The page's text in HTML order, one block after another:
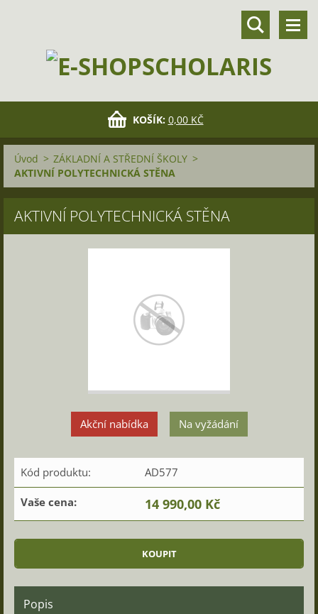
KOŠÍK: 0,00 KČ
Úvod > ZÁKLADNÍ A STŘEDNÍ ŠKOLY >
AKTIVNÍ POLYTECHNICKÁ STĚNA
AKTIVNÍ POLYTECHNICKÁ STĚNA
Akční nabídka Na vyžádání
Kód produktu: AD577
Vaše cena: 14 990,00 Kč
Popis